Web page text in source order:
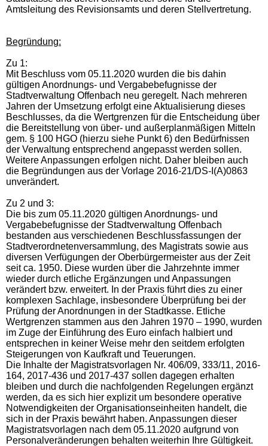
Amtsleitung des Revisionsamts und deren Stellvertretung.
Begründung:
Zu 1:
Mit Beschluss vom 05.11.2020 wurden die bis dahin
gültigen Anordnungs- und Vergabebefugnisse der
Stadtverwaltung Offenbach neu geregelt. Nach mehreren
Jahren der Umsetzung erfolgt eine Aktualisierung dieses
Beschlusses, da die Wertgrenzen für die Entscheidung über
die Bereitstellung von über- und außerplanmäßigen Mitteln
gem. § 100 HGO (hierzu siehe Punkt 6) den Bedürfnissen
der Verwaltung entsprechend angepasst werden sollen.
Weitere Anpassungen erfolgen nicht. Daher bleiben auch
die Begründungen aus der Vorlage 2016-21/DS-I(A)0863
unverändert.
Zu 2 und 3:
Die bis zum 05.11.2020 gültigen Anordnungs- und
Vergabebefugnisse der Stadtverwaltung Offenbach
bestanden aus verschiedenen Beschlussfassungen der
Stadtverordnetenversammlung, des Magistrats sowie aus
diversen Verfügungen der Oberbürgermeister aus der Zeit
seit ca. 1950. Diese wurden über die Jahrzehnte immer
wieder durch etliche Ergänzungen und Anpassungen
verändert bzw. erweitert. In der Praxis führt dies zu einer
komplexen Sachlage, insbesondere Überprüfung bei der
Prüfung der Anordnungen in der Stadtkasse. Etliche
Wertgrenzen stammen aus den Jahren 1970 – 1990, wurden
im Zuge der Einführung des Euro einfach halbiert und
entsprechen in keiner Weise mehr den seitdem erfolgten
Steigerungen von Kaufkraft und Teuerungen.
Die Inhalte der Magistratsvorlagen Nr. 406/09, 333/11, 2016-
164, 2017-436 und 2017-437 sollen dagegen erhalten
bleiben und durch die nachfolgenden Regelungen ergänzt
werden, da es sich hier explizit um besondere operative
Notwendigkeiten der Organisationseinheiten handelt, die
sich in der Praxis bewährt haben. Anpassungen dieser
Magistratsvorlagen nach dem 05.11.2020 aufgrund von
Personalveränderungen behalten weiterhin Ihre Gültigkeit.